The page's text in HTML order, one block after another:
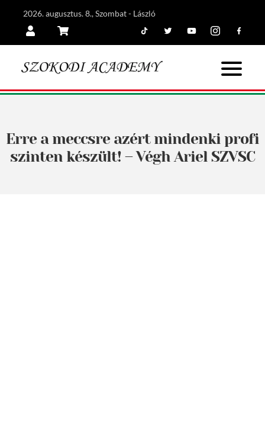
2026. augusztus. 8., Szombat - László
Erre a meccsre azért mindenki profi
szinten készült! – Végh Ariel SZVSC